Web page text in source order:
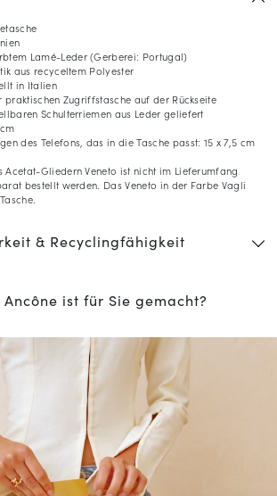
Lamé-Leder (Gerberei: Portugal)
aus recyceltem Polyester
in Italien
praktischen Zugriffstasche auf der Rückseite
Schulterriemen aus Leder geliefert
des Telefons, das in die Tasche passt: 15 x 7,5 cm
Acetat-Gliedern Veneto ist nicht im Lieferumfang
bestellt werden. Das Veneto in der Farbe Vagli
& Recyclingfähigkeit
Ancône ist für Sie gemacht?